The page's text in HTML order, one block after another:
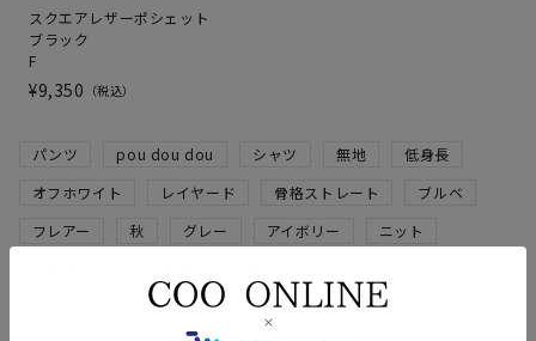
スクエアレザーポシェット
ブラック
F
¥9,350 税込
パンツ pou dou dou シャツ 無地
低身長
オフホワイト
レイヤード 骨格ストレート
ブルベ
フレアー
秋 グレー アイボリー
ニット